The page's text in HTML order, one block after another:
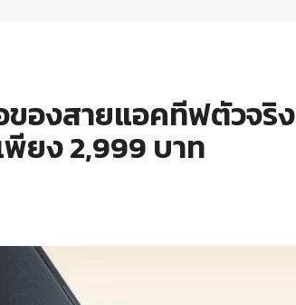
ของสายแอคทีฟตัวจริง
พียง 2,999 บาท